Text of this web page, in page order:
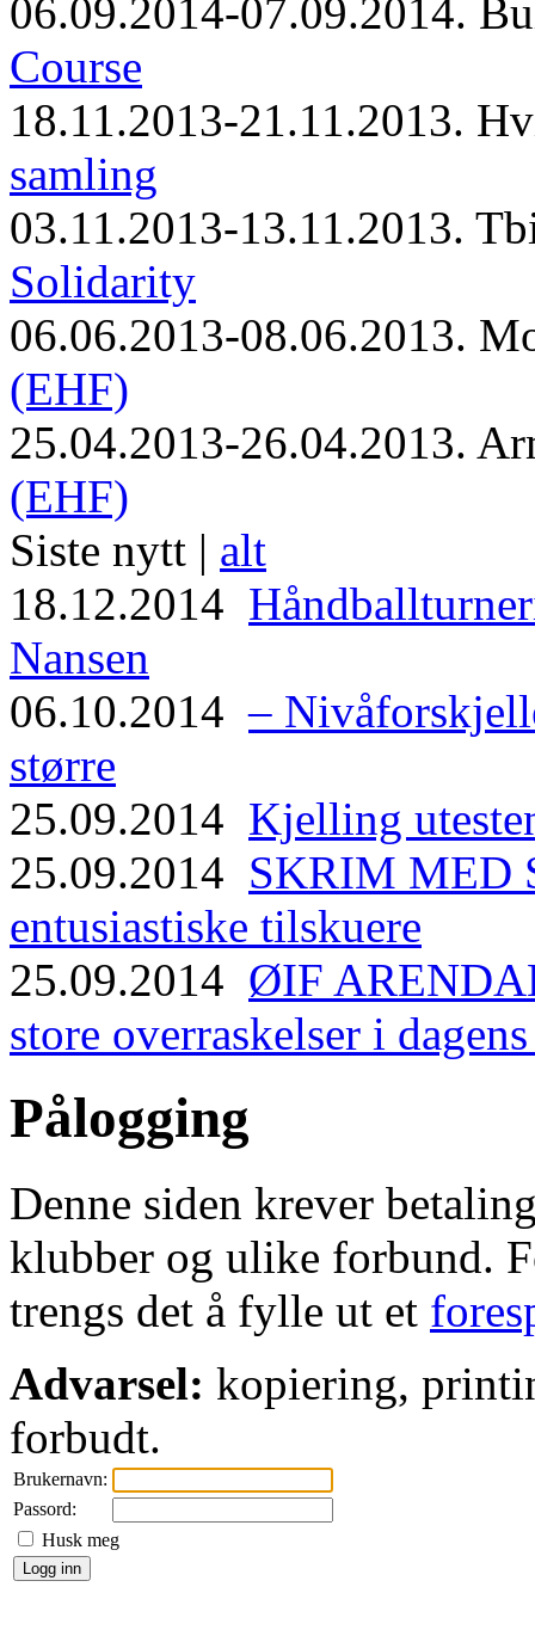
06.09.2014-07.09.2014.
Course
18.11.2013-21.11.2013.
samling
03.11.2013-13.11.2013.
Solidarity
06.06.2013-08.06.2013.
(EHF)
25.04.2013-26.04.2013.
(EHF)
Siste nytt | alt
18.12.2014
Nansen
06.10.2014–
større
25.09.2014 Kjelling
25.09.2014 SKRIM MED
entusiastiske tilskuere
25.09.2014 ØIF
store overraskelser i
Pålogging
Denne siden krever
klubber og ulike forbund.
trengs det å fylle ut et
Advarsel: kopiering,
forbudt.
Brukernavn:
Passord:
Husk meg